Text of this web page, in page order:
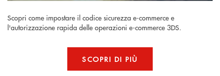
Scopri come impostare il codice sicurezza e-commerce e
l'autorizzazione rapida delle operazioni e-commerce 3DS.
SCOPRI DI PIÙ